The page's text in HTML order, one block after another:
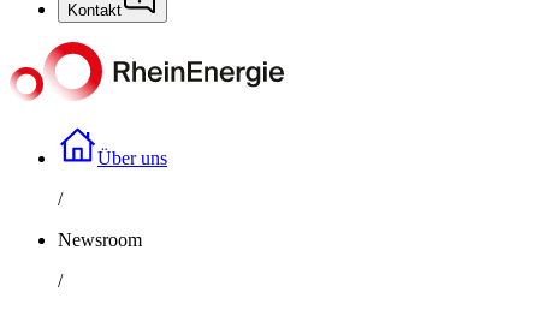
Kontakt
Über uns
/
Newsroom
/